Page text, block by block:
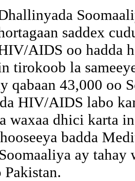
saddex
AIDS oo hadda
tirokoob la
qabaan 43,000 oo
HIV/AIDS labo
waxaa dhici karta
badda
ay tahay
Pakistan.